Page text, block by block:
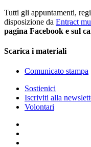
Tutti gli appuntamenti,
disposizione da Entract
pagina Facebook e sul
Scarica i materiali
Comunicato stampa
Sostienici
Iscriviti alla
Volontari